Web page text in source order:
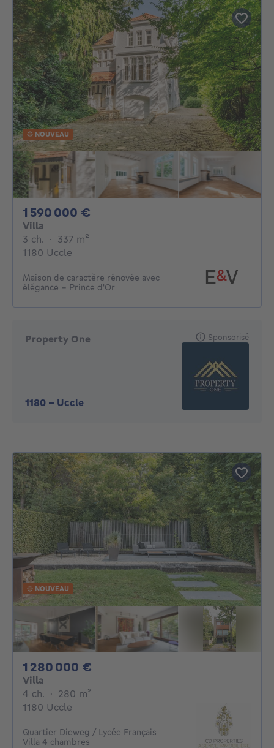
NOUVEAU
1 590 000 €
Villa
3 ch. 3 chambres
· 337 m²
1180 Uccle
Maison de caractère rénovée avec
élégance - Prince d'Or
Property One
1180 - Uccle
Sponsorisé
NOUVEAU
1 280 000 €
Villa
4 ch. 4 chambres
· 280 m²
1180 Uccle
Quartier Dieweg / Lycée Français
Villa 4 chambres